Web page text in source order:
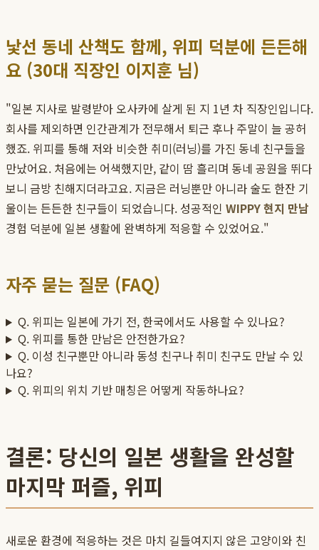
낯선 동네 산책도 함께, 위피 덕분에 든든해
요 (30대 직장인 이지훈 님)
"일본 지사로 발령받아 오사카에 살게 된 지 1년 차 직장인입니다.
회사를 제외하면 인간관계가 전무해서 퇴근 후나 주말이 늘 공허
했죠. 위피를 통해 저와 비슷한 취미(러닝)를 가진 동네 친구들을
만났어요. 처음에는 어색했지만, 같이 땀 흘리며 동네 공원을 뛰다
보니 금방 친해지더라고요. 지금은 러닝뿐만 아니라 술도 한잔 기
울이는 든든한 친구들이 되었습니다. 성공적인 WIPPY 현지 만남
경험 덕분에 일본 생활에 완벽하게 적응할 수 있었어요."
자주 묻는 질문 (FAQ)
Q. 위피는 일본에 가기 전, 한국에서도 사용할 수 있나요?
Q. 위피를 통한 만남은 안전한가요?
Q. 이성 친구뿐만 아니라 동성 친구나 취미 친구도 만날 수 있
나요?
Q. 위피의 위치 기반 매칭은 어떻게 작동하나요?
결론: 당신의 일본 생활을 완성할
마지막 퍼즐, 위피
새로운 환경에 적응하는 것은 마치 길들여지지 않은 고양이와 친